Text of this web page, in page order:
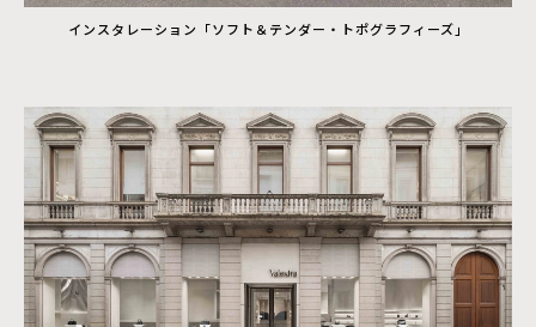
インスタレーション「ソフト＆テンダー・トポグラフィーズ」